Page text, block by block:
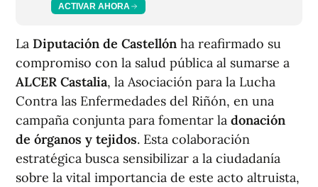
ACTIVAR AHORA
La Diputación de Castellón ha reafirmado su
compromiso con la salud pública al sumarse a
ALCER Castalia, la Asociación para la Lucha
Contra las Enfermedades del Riñón, en una
campaña conjunta para fomentar la donación
de órganos y tejidos. Esta colaboración
estratégica busca sensibilizar a la ciudadanía
sobre la vital importancia de este acto altruista,